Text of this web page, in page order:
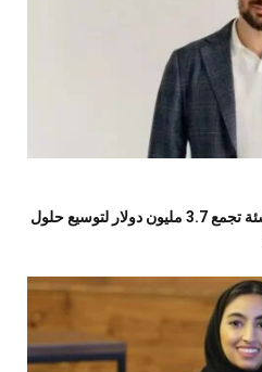
شركة AVELIN AI الإماراتية الناشئة تجمع 3.7 مليون دولار لتوسيع حلول